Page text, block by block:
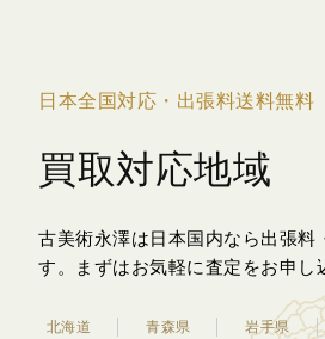
日本全国対応・出張料送料無料
買取対応地域
古美術永澤は日本国内なら出張料
す。
まずはお気軽に査定をお申し
北海道 青森県 岩手県